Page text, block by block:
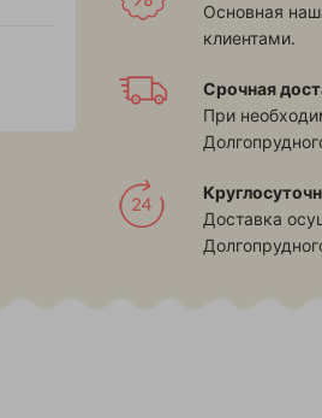
Основная
клиентами.
Срочная
При
Доставка